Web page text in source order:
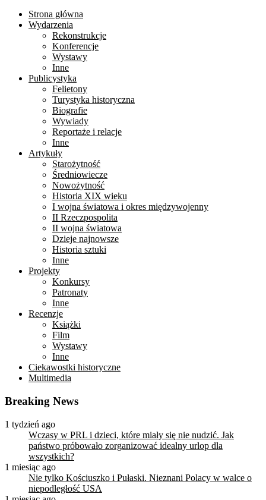
Strona główna
Wydarzenia
Rekonstrukcje
Konferencje
Wystawy
Inne
Publicystyka
Felietony
Turystyka historyczna
Biografie
Wywiady
Reportaże i relacje
Inne
Artykuły
Starożytność
Średniowiecze
Nowożytność
Historia XIX wieku
I wojna światowa i okres międzywojenny
II Rzeczpospolita
II wojna światowa
Dzieje najnowsze
Historia sztuki
Inne
Projekty
Konkursy
Patronaty
Inne
Recenzje
Książki
Film
Wystawy
Inne
Ciekawostki historyczne
Multimedia
Breaking News
1 tydzień ago
Wczasy w PRL i dzieci, które miały się nie nudzić. Jak
państwo próbowało zorganizować idealny urlop dla
wszystkich?
1 miesiąc ago
Nie tylko Kościuszko i Pułaski. Nieznani Polacy w walce o
niepodległość USA